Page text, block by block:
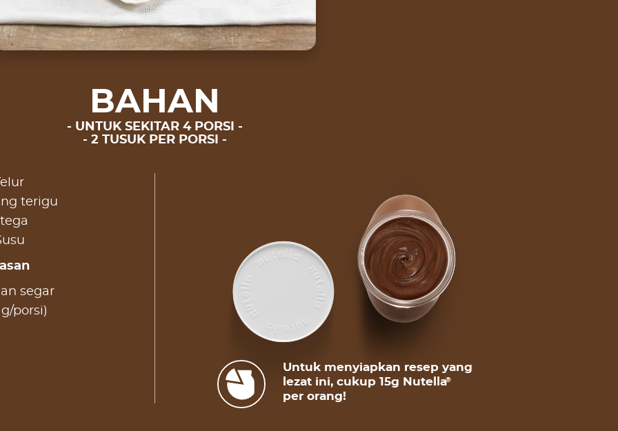
BAHAN
UNTUK SEKITAR 4 PORSI
2 TUSUK PER PORSI
terigu
segar
porsi)
Untuk menyiapkan resep yang
lezat ini, cukup 15g Nutella®
per orang!